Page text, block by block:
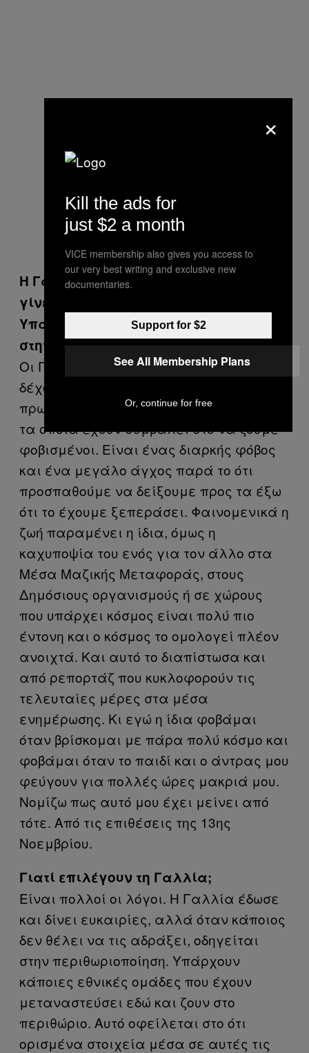
Η Γαλλία από τον Ιανουάριο του 2015
γίνεται στόχος τέτοιων επιθέσεων.
Υπάρχει το συναίσθημα του φόβου
στην κοινωνία;
Οι Γάλλοι από τον Ιανουάριο του 2015
δέχονται μια σειρά από αιματηρά
πρωτοφανή τρομοκρατικά χτυπήματα,
τα οποία έχουν συμβάλει στο να ζούμε
φοβισμένοι. Είναι ένας διαρκής φόβος
και ένα μεγάλο άγχος παρά το ότι
προσπαθούμε να δείξουμε προς τα έξω
ότι το έχουμε ξεπεράσει. Φαινομενικά η
ζωή παραμένει η ίδια, όμως η
καχυποψία του ενός για τον άλλο στα
Μέσα Μαζικής Μεταφοράς, στους
Δημόσιους οργανισμούς ή σε χώρους
που υπάρχει κόσμος είναι πολύ πιο
έντονη και ο κόσμος το ομολογεί πλέον
ανοιχτά. Και αυτό το διαπίστωσα και
από ρεπορτάζ που κυκλοφορούν τις
τελευταίες μέρες στα μέσα
ενημέρωσης. Κι εγώ η ίδια φοβάμαι
όταν βρίσκομαι με πάρα πολύ κόσμο και
φοβάμαι όταν το παιδί και ο άντρας μου
φεύγουν για πολλές ώρες μακριά μου.
Νομίζω πως αυτό μου έχει μείνει από
τότε. Από τις επιθέσεις της 13ης
Νοεμβρίου.
Γιατί επιλέγουν τη Γαλλία;
Είναι πολλοί οι λόγοι. Η Γαλλία έδωσε
και δίνει ευκαιρίες, αλλά όταν κάποιος
δεν θέλει να τις αδράξει, οδηγείται
στην περιθωριοποίηση. Υπάρχουν
κάποιες εθνικές ομάδες που έχουν
μεταναστεύσει εδώ και ζουν στο
περιθώριο. Αυτό οφείλεται στο ότι
ορισμένα στοιχεία μέσα σε αυτές τις
×
Kill the ads for
just $2 a month
VICE membership also gives you access to
our very best writing and exclusive new
documentaries.
Support for $2
See All Membership Plans
Or, continue for free